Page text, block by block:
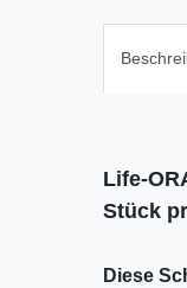
Life-
Stück
Diese